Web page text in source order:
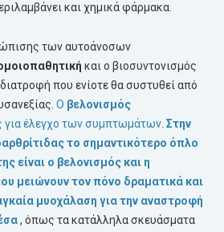
και χημικά φάρμακα.
των αυτοάνοσων
και ο βιοσυντονισμός
που ενίοτε θα συστυθεί από
Ο βελονισμός
για έλεγχο των συμπτωμάτων Στην
το σημαντικότερο όπλο
είναι ο βελονισμός και η
μειώνουν τον πόνο δραματικά και
μυοχάλαση για την αναστροφή
, όπως τα κατάλληλα σκευάσματα